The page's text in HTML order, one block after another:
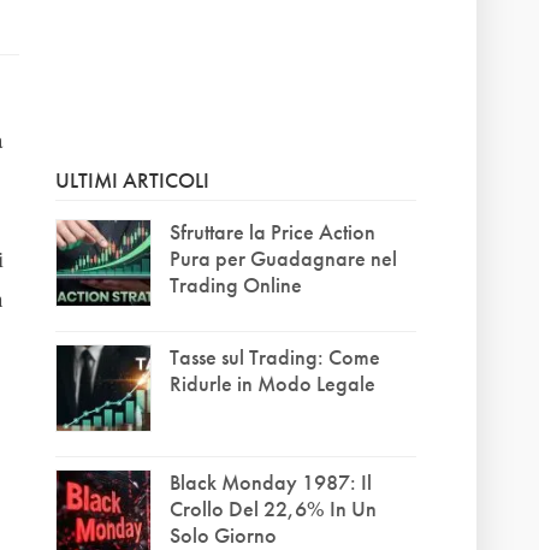
ULTIMI ARTICOLI
Sfruttare la Price Action
Pura per Guadagnare nel
Trading Online
Tasse sul Trading: Come
Ridurle in Modo Legale
Black Monday 1987: Il
Crollo Del 22,6% In Un
Solo Giorno